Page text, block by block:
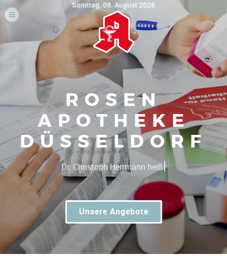
Sonntag, 09. August 2026
ROSEN
APOTHEKE
DÜSSELDORF
Gute Preise -|
Unsere Angebote